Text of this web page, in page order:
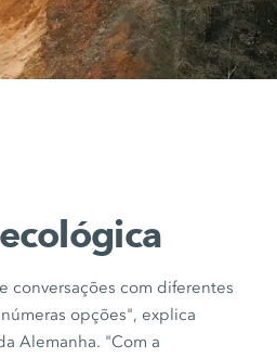
conversações com diferentes
opções", explica
Alemanha. "Com a